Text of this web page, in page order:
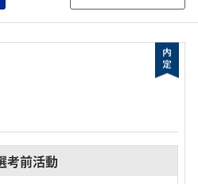
考前活動